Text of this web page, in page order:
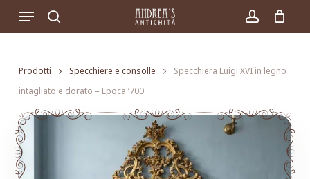
search account
Menu
Prodotti Specchiere e consolle
Specchiera Luigi XVI in legno
intagliato e dorato – Epoca ‘700